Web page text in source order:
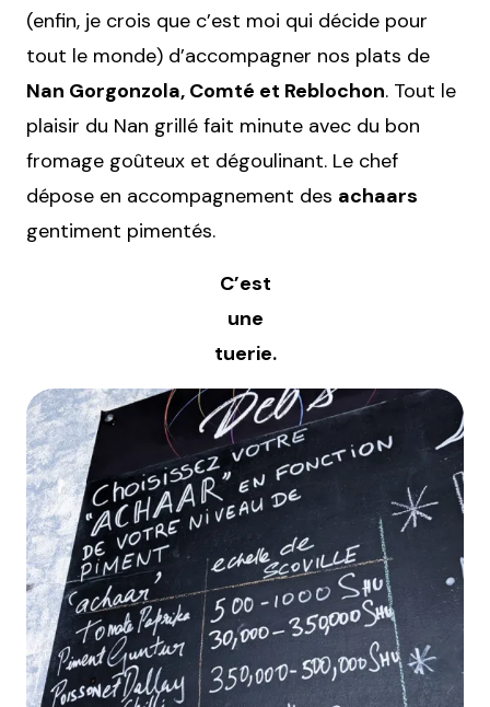
(enfin, je crois que c’est moi qui décide pour
tout le monde) d’accompagner nos plats de
Nan Gorgonzola, Comté et Reblochon. Tout le
plaisir du Nan grillé fait minute avec du bon
fromage goûteux et dégoulinant. Le chef
dépose en accompagnement des achaars
gentiment pimentés.
C’est
une
tuerie.